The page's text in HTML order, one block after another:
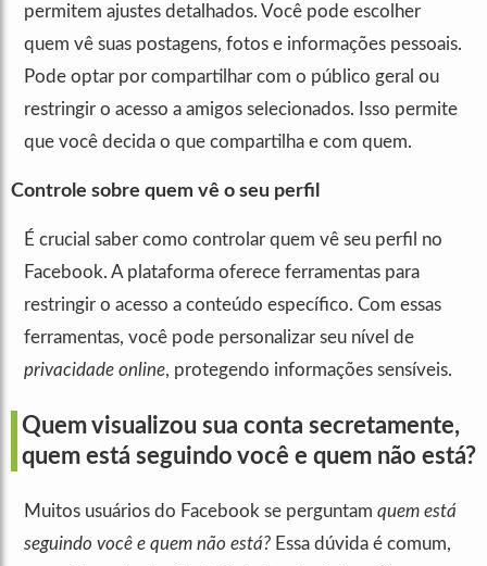
permitem ajustes detalhados. Você pode escolher
quem vê suas postagens, fotos e informações pessoais.
Pode optar por compartilhar com o público geral ou
restringir o acesso a amigos selecionados. Isso permite
que você decida o que compartilha e com quem.
Controle sobre quem vê o seu perfil
É crucial saber como controlar quem vê seu perfil no
Facebook. A plataforma oferece ferramentas para
restringir o acesso a conteúdo específico. Com essas
ferramentas, você pode personalizar seu nível de
privacidade online, protegendo informações sensíveis.
Quem visualizou sua conta secretamente,
quem está seguindo você e quem não está?
Muitos usuários do Facebook se perguntam quem está
seguindo você e quem não está? Essa dúvida é comum,